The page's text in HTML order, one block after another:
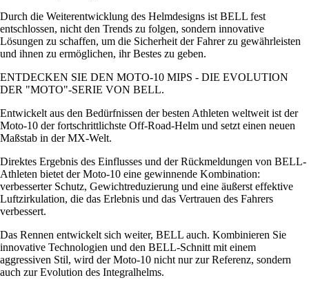
Durch die Weiterentwicklung des Helmdesigns ist BELL fest
entschlossen, nicht den Trends zu folgen, sondern innovative
Lösungen zu schaffen, um die Sicherheit der Fahrer zu gewährleisten
und ihnen zu ermöglichen, ihr Bestes zu geben.
ENTDECKEN SIE DEN MOTO-10 MIPS - DIE EVOLUTION
DER "MOTO"-SERIE VON BELL.
Entwickelt aus den Bedürfnissen der besten Athleten weltweit ist der
Moto-10 der fortschrittlichste Off-Road-Helm und setzt einen neuen
Maßstab in der MX-Welt.
Direktes Ergebnis des Einflusses und der Rückmeldungen von BELL-
Athleten bietet der Moto-10 eine gewinnende Kombination:
verbesserter Schutz, Gewichtreduzierung und eine äußerst effektive
Luftzirkulation, die das Erlebnis und das Vertrauen des Fahrers
verbessert.
Das Rennen entwickelt sich weiter, BELL auch. Kombinieren Sie
innovative Technologien und den BELL-Schnitt mit einem
aggressiven Stil, wird der Moto-10 nicht nur zur Referenz, sondern
auch zur Evolution des Integralhelms.